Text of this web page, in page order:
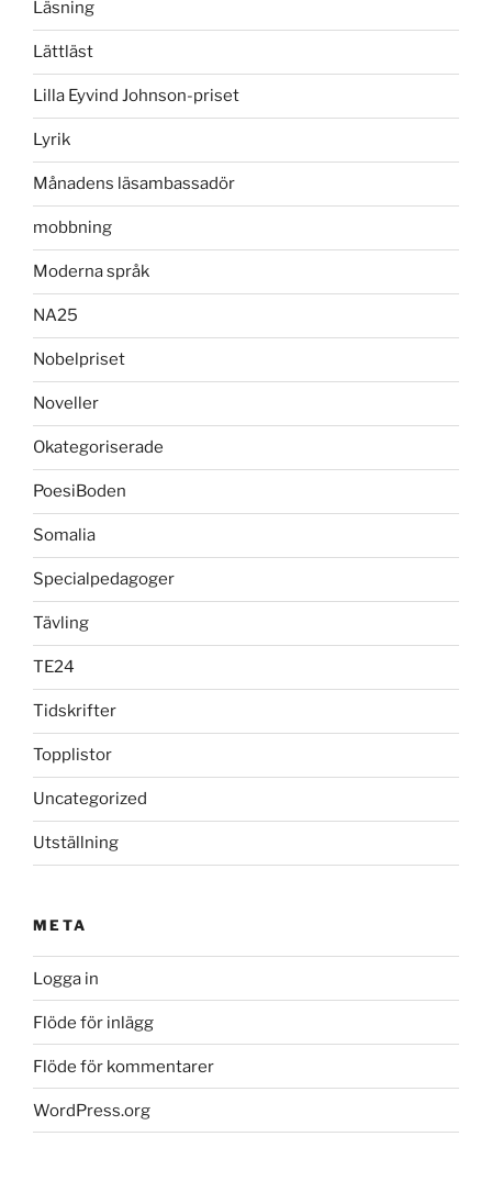
Läsning
Lättläst
Lilla Eyvind Johnson-priset
Lyrik
Månadens läsambassadör
mobbning
Moderna språk
NA25
Nobelpriset
Noveller
Okategoriserade
PoesiBoden
Somalia
Specialpedagoger
Tävling
TE24
Tidskrifter
Topplistor
Uncategorized
Utställning
META
Logga in
Flöde för inlägg
Flöde för kommentarer
WordPress.org